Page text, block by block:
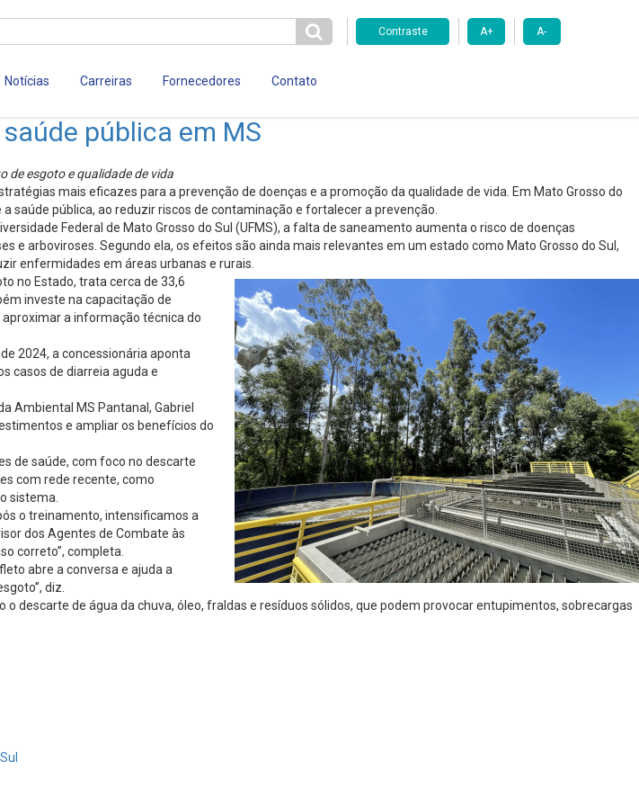
Contraste A+ A-
Notícias Carreiras Fornecedores Contato
pública em MS
de esgoto e qualidade de vida
mais eficazes para a prevenção de doenças e a promoção da qualidade de vida. Em Mato Grosso do
pública, ao reduzir riscos de contaminação e fortalecer a prevenção.
Federal de Mato Grosso do Sul (UFMS), a falta de saneamento aumenta o risco de doenças
arboviroses. Segundo ela, os efeitos são ainda mais relevantes em um estado como Mato Grosso do Sul,
enfermidades em áreas urbanas e rurais.
no Estado, trata cerca de 33,6
investe na capacitação de
a informação técnica do
2024, a concessionária aponta
casos de diarreia aguda e
Ambiental MS Pantanal, Gabriel
e ampliar os benefícios do
de saúde, com foco no descarte
com rede recente, como
sistema.
o treinamento, intensificamos a
dos Agentes de Combate às
correto”, completa.
abre a conversa e ajuda a
diz.
descarte de água da chuva, óleo, fraldas e resíduos sólidos, que podem provocar entupimentos, sobrecargas